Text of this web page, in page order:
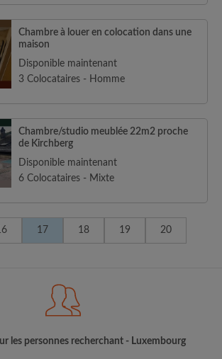
Chambre à louer en colocation dans une
maison
Disponible maintenant
3 Colocataires - Homme
Chambre/studio meublée 22m2 proche
de Kirchberg
Disponible maintenant
6 Colocataires - Mixte
17 18 19 20
les personnes recherchant - Luxembourg